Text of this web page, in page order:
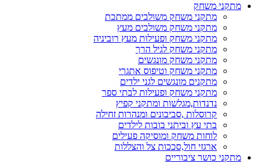
מתקני משחק
מתקני משחק משולבים ממתכת
מתקני משחק משולבים מעץ
מתקני משחק ופעילות מעץ רוביניה
מתקני משחק לגיל הרך
מתקני משחק מונגשים
מתקני משחק וטיפוס אתגרי
מתקנים מונגשים לגני ילדים
מתקני משחק ופעילות לבתי ספר
נדנדות,מגלשות ומתקני קפיץ
קרוסלות ,סביבונים ומנהרות זחילה
בתי עץ וביתני בובות לילדים
לוחות משחק ומוסיקה פעילים
ארגזי חול,סככות צל והצללות
מתקני כושר ציבוריים